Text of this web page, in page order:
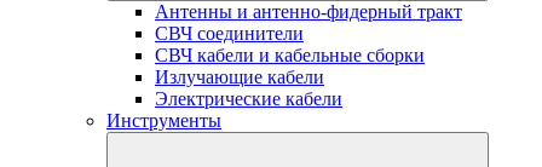
Антенны и антенно-фидерный тракт
СВЧ соединители
СВЧ кабели и кабельные сборки
Излучающие кабели
Электрические кабели
Инструменты